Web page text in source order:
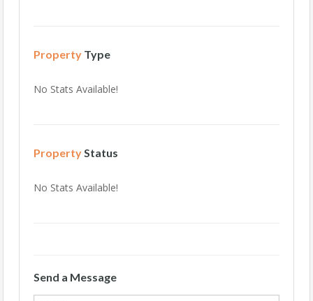
Property Type
No Stats Available!
Property Status
No Stats Available!
Send a Message